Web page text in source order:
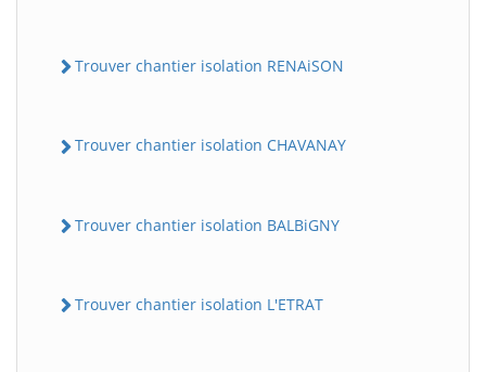
Trouver chantier isolation RENAiSON
Trouver chantier isolation CHAVANAY
Trouver chantier isolation BALBiGNY
Trouver chantier isolation L'ETRAT